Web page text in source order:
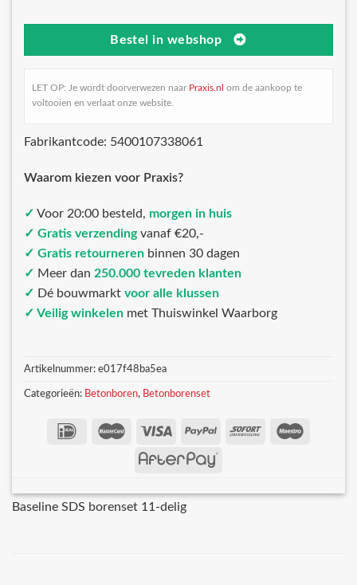
Bestel in webshop
LET OP: Je wordt doorverwezen naar Praxis.nl om de aankoop te
voltooien en verlaat onze website.
Fabrikantcode: 5400107338061
Waarom kiezen voor Praxis?
✓ Voor 20:00 besteld, morgen in huis
✓ Gratis verzendingvanaf €20,-
✓ Gratis retourneren binnen 30 dagen
✓ Meer dan 250.000 tevreden klanten
✓ Dé bouwmarkt voor alle klussen
✓ Veilig winkelen met Thuiswinkel Waarborg
Artikelnummer: e017f48ba5ea
Categorieën: Betonboren, Betonborenset
Baseline SDS borenset 11-delig